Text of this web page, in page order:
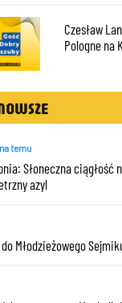
Czesław
Pologne na
temu
Słoneczna ciągłość
azyl
Młodzieżowego